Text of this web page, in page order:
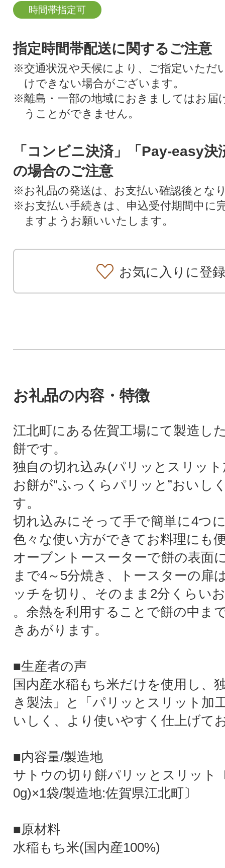
時間帯指定可
指定時間帯配送に関するご注意
※交通状況や天候により、ご指定いただ
けできない場合がございます。
※離島・一部の地域におきましてはお届
うことができません。
「コンビニ決済」「Pay-easy決
の場合のご注意
※お礼品の発送は、お支払い確認後とな
※お支払い手続きは、申込受付期間中に
ますようお願いいたします。
お気に入りに登録
お礼品の内容・特徴
江北町にある佐賀工場にて製造し
餅です。
独自の切れ込み(パリッとスリッ
お餅が”ふっくらパリッと”おいし
す。
切れ込みにそって手で簡単に4つ
色々な使い方ができてお料理にも
オーブントースーターで餅の表面
まで4～5分焼き、トースターの扉
ッチを切り、そのまま2分くらい
。余熱を利用することで餅の中ま
きあがります。
■生産者の声
国内産水稲もち米だけを使用し、
き製法」と「パリッとスリット加
いしく、より使いやすく仕上げて
■内容量/製造地
サトウの切り餅パリッとスリット
0g)×1袋/製造地:佐賀県江北町〕
■原材料
水稲もち米(国内産100%)